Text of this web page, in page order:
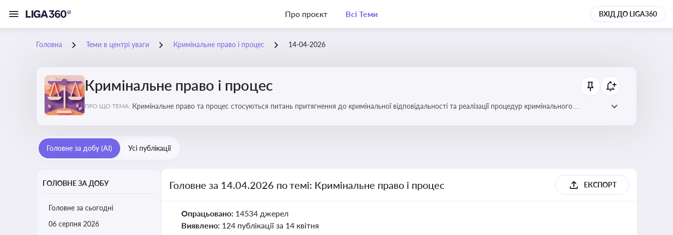
Про проєкт Всі Теми ВХІД ДО LIGA360
Головна Теми в центрі уваги Кримінальне право і процес 14-04-2026
Кримінальне право і процес
ПРО ЩО ТЕМА: Кримінальне право та процес стосуються питань притягнення до кримінальної відповідальності та реалізації процедур кримінального
Головне за добу (AI) Усі публікації
ГОЛОВНЕ ЗА ДОБУ
Головне за сьогодні
06 серпня 2026
Головне за 14.04.2026 по темі: Кримінальне право і процес ЕКСПОРТ
Опрацьовано: 14534 джерел
Виявлено: 124 публікації за 14 квітня